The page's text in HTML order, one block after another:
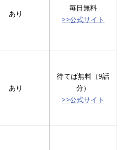
あり
毎日無料
>>公式サイト
あり
待てば無料（9話
分）
>>公式サイト